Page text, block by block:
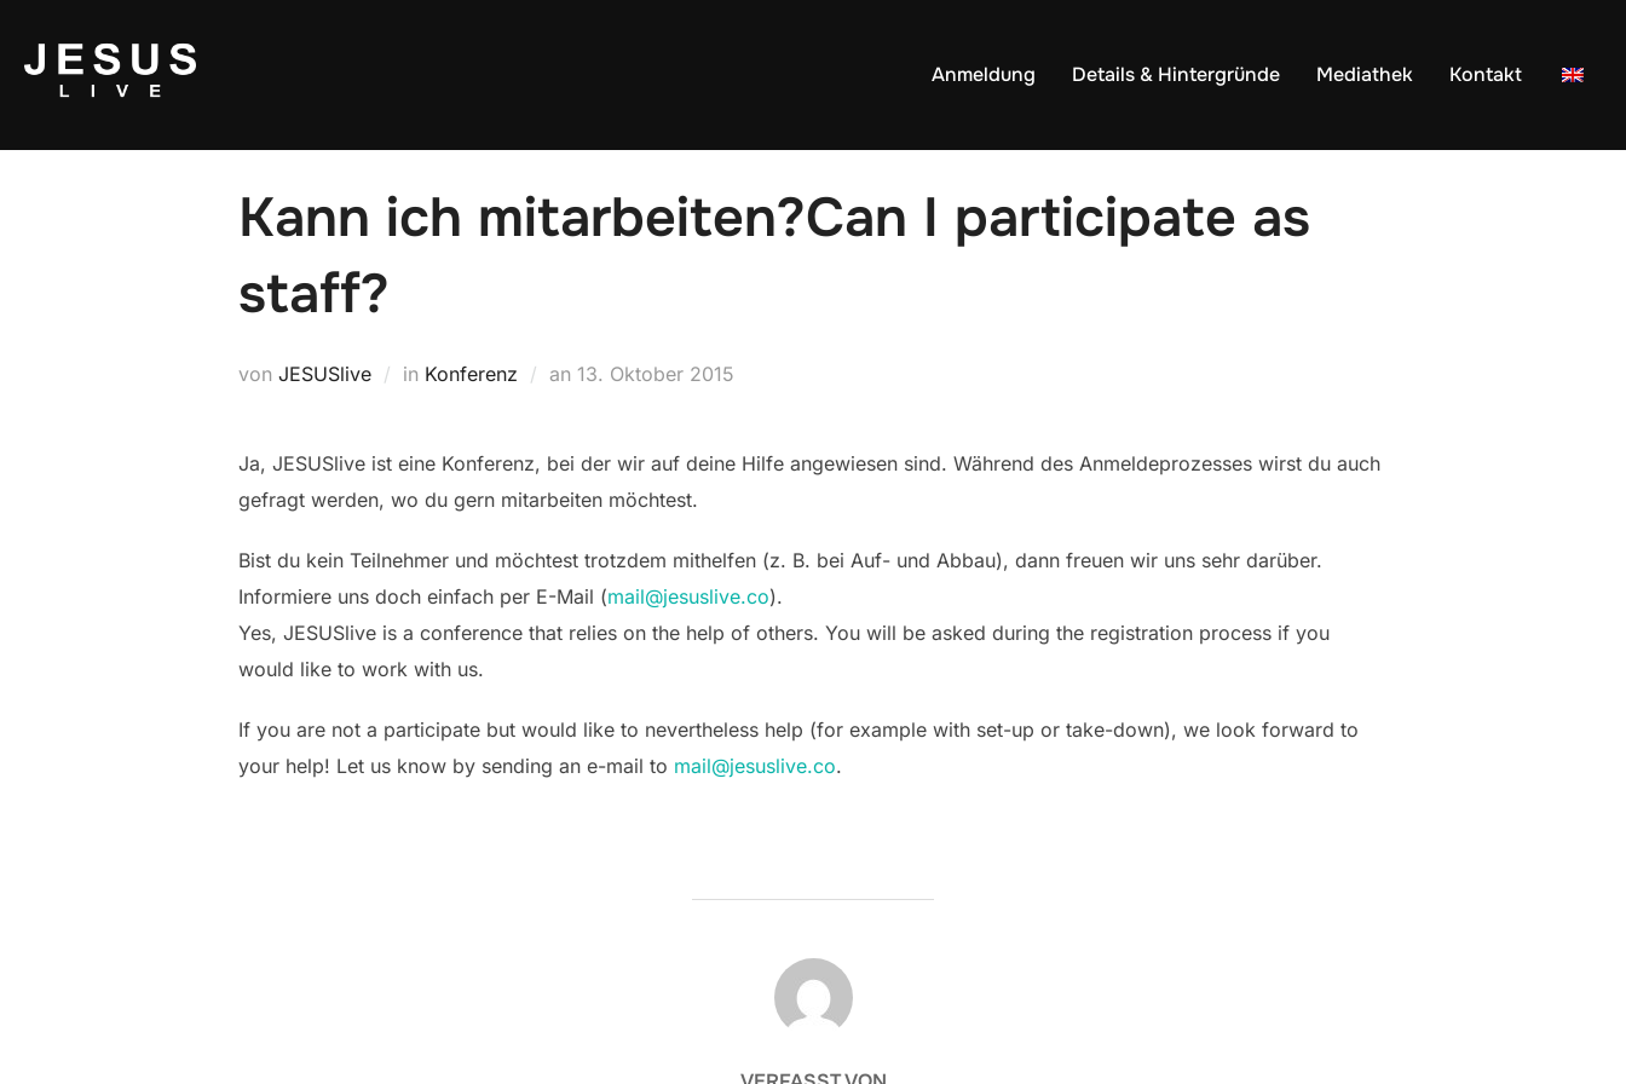
Anmeldung Details & Hintergründe Mediathek Kontakt
Kann ich mitarbeiten?Can I participate as
staff?
von JESUSlive in Konferenz an 13. Oktober 2015
Ja, JESUSlive ist eine Konferenz, bei der wir auf deine Hilfe angewiesen sind. Während des Anmeldeprozesses wirst du auch
gefragt werden, wo du gern mitarbeiten möchtest.
Bist du kein Teilnehmer und möchtest trotzdem mithelfen (z. B. bei Auf- und Abbau), dann freuen wir uns sehr darüber.
Informiere uns doch einfach per E-Mail (mail@jesuslive.co).
Yes, JESUSlive is a conference that relies on the help of others. You will be asked during the registration process if you
would like to work with us.
If you are not a participate but would like to nevertheless help (for example with set-up or take-down), we look forward to
your help! Let us know by sending an e-mail to mail@jesuslive.co.
BEITRAGSAUTOR